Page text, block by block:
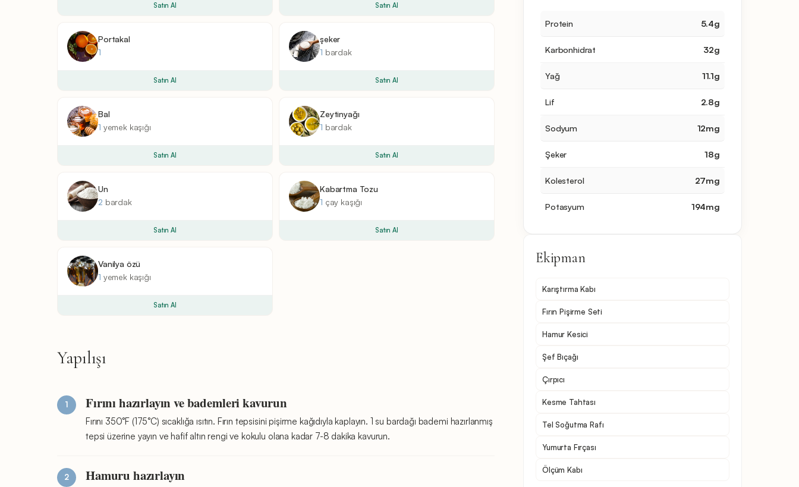
Satın Al Satın Al
Portakal
1
Satın Al
şeker
1 bardak
Satın Al
Bal
1 yemek kaşığı
Satın Al
Zeytinyağı
1 bardak
Satın Al
Un
2 bardak
Satın Al
Kabartma Tozu
1 çay kaşığı
Satın Al
Vanilya özü
1 yemek kaşığı
Satın Al
Yapılışı
Fırını hazırlayın ve bademleri kavurun
Fırını 350°F (175°C) sıcaklığa ısıtın. Fırın tepsisini pişirme kağıdıyla kaplayın. 1 su bardağı bademi hazırlanmış
tepsi üzerine yayın ve hafif altın rengi ve kokulu olana kadar 7-8 dakika kavurun.
Hamuru hazırlayın
Protein 5.4g
Karbonhidrat 32g
Yağ 11.1g
Lif 2.8g
Sodyum 12mg
Şeker 18g
Kolesterol 27mg
Potasyum 194mg
Ekipman
Karıştırma Kabı
Fırın Pişirme Seti
Hamur Kesici
Şef Bıçağı
Çırpıcı
Kesme Tahtası
Tel Soğutma Rafı
Yumurta Fırçası
Ölçüm Kabı